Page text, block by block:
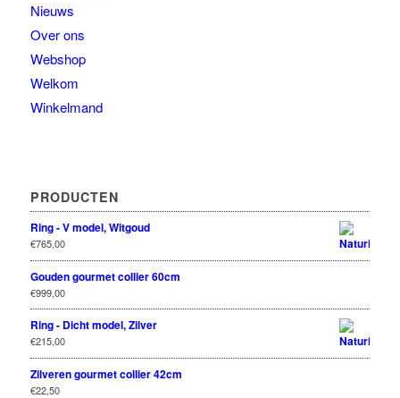
Nieuws
Over ons
Webshop
Welkom
Winkelmand
PRODUCTEN
Ring - V model, Witgoud
€765,00
Gouden gourmet collier 60cm
€999,00
Ring - Dicht model, Zilver
€215,00
Zilveren gourmet collier 42cm
€22,50